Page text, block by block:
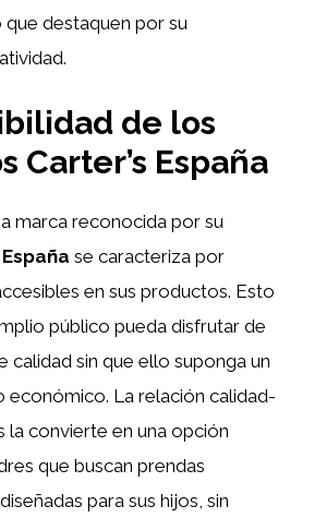
que destaquen por su
de los
Carter’s España
marca reconocida por su
se caracteriza por
en sus productos. Esto
público pueda disfrutar de
calidad sin que ello suponga un
económico. La relación calidad-
la convierte en una opción
que buscan prendas
para sus hijos, sin